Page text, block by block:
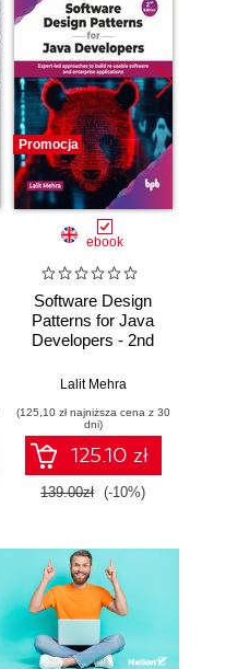
Promocja
ebook
Software Design
Patterns for Java
Developers - 2nd
Lalit Mehra
(125,10 zł najniższa cena z 30
dni)
125.10 zł
139.00zł (-10%)